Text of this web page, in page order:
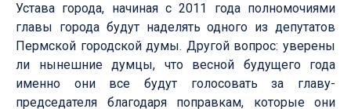
Устава города, начиная с 2011 года полномочиями
главы города будут наделять одного из депутатов
Пермской городской думы. Другой вопрос: уверены
ли нынешние думцы, что весной будущего года
именно они все будут голосовать за главу-
председателя благодаря поправкам, которые они